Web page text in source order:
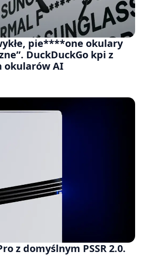
pie****one okulary
DuckDuckGo kpi z
okularów AI
z domyślnym PSSR 2.0.